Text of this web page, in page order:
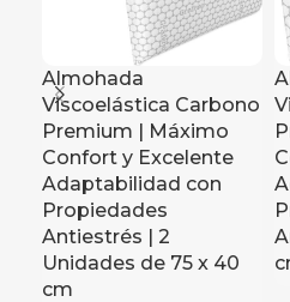
Almohada
Viscoelástica Carbono
Premium | Máximo
Confort y Excelente
Adaptabilidad con
Propiedades
Antiestrés | 2
Unidades de 75 x 40
cm